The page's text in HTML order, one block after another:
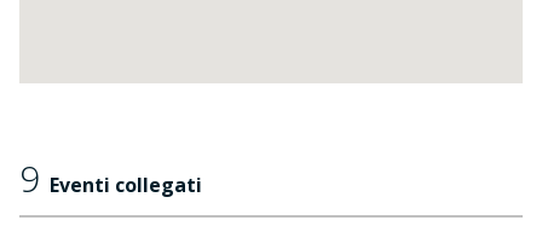
9 Eventi collegati